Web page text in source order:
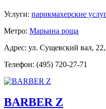
Услуги: парикмахерские
Метро: Марьина роща
Адрес: ул. Сущевский вал,
Телефон: (495) 720-27-71
BARBER Z